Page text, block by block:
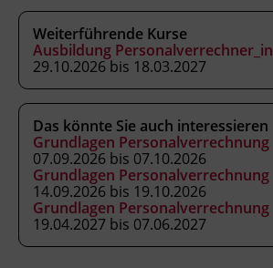
Weiterführende Kurse
Ausbildung Personalverrechner_in
29.10.2026 bis 18.03.2027
Das könnte Sie auch interessieren
Grundlagen Personalverrechnung
07.09.2026 bis 07.10.2026
Grundlagen Personalverrechnung
14.09.2026 bis 19.10.2026
Grundlagen Personalverrechnung
19.04.2027 bis 07.06.2027